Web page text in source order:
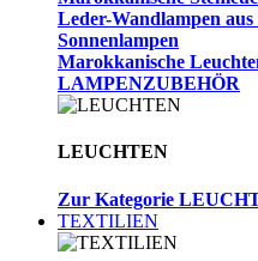
Leder-Wandlampen
Sonnenlampen
Marokkanische
LAMPENZUBEHÖR
LEUCHTEN
Zur Kategorie
TEXTILIEN